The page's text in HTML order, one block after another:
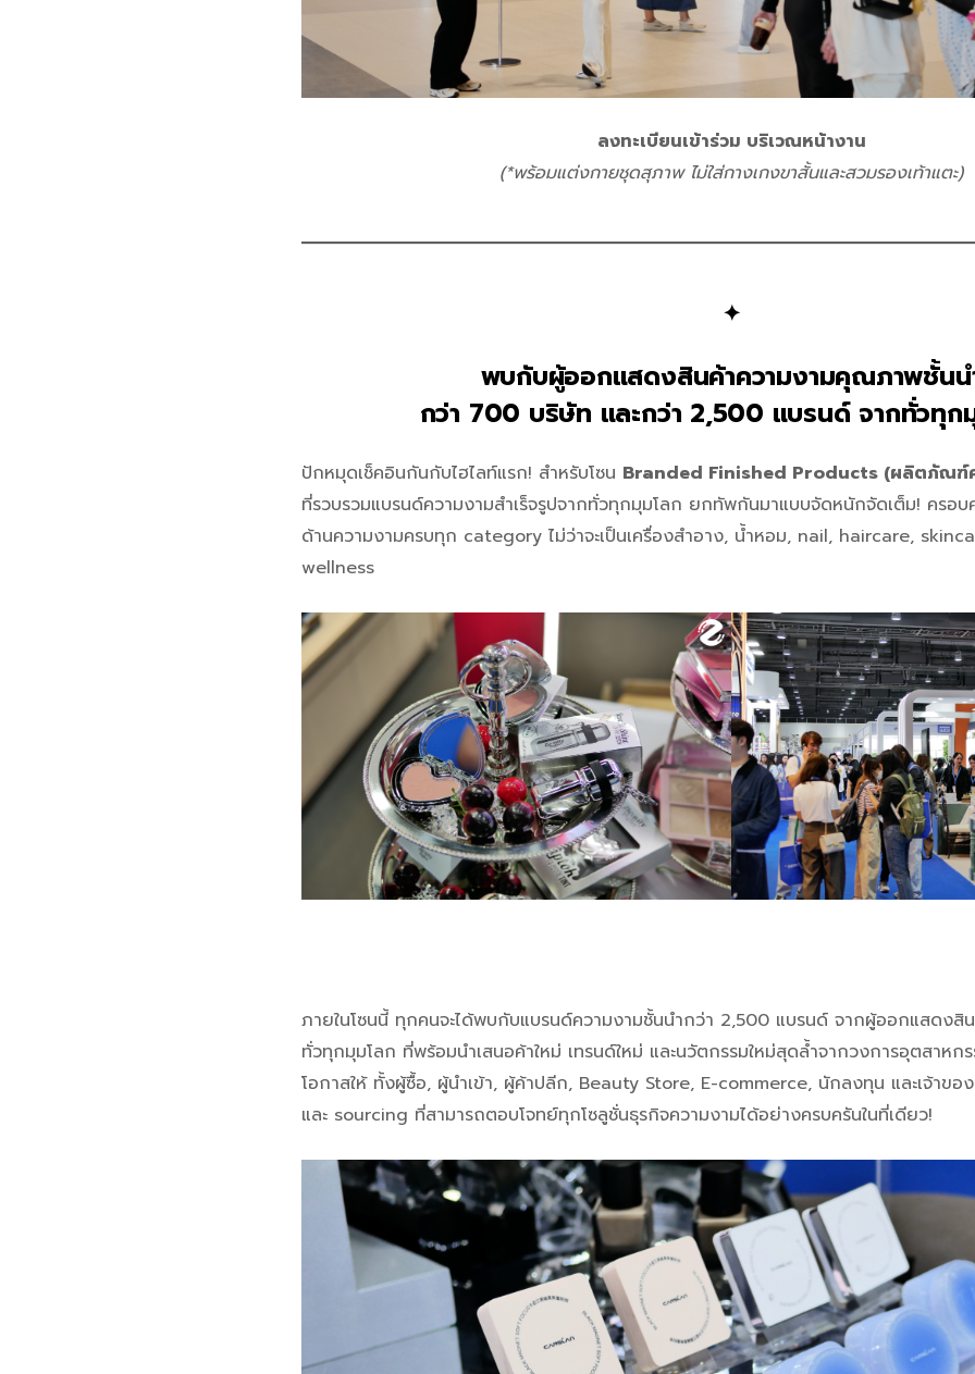
ลงทะเบียนเข้าร่วม บริเวณหน้างาน
(*พร้อมแต่งกายชุดสุภาพ ไม่ใส่กางเกงขาสั้นและสวมรองเท้าแตะ)
✦
พบกับผู้ออกแสดงสินค้าความงามคุณภาพชั้นน
กว่า 700 บริษัท และกว่า 2,500 แบรนด์ จากทั่วทุก
ปักหมุดเช็คอินกันกับไฮไลท์แรก! สำหรับโซน Branded Finished Products (ผลิตภัณฑ์ค
ที่รวบรวมแบรนด์ความงามสำเร็จรูปจากทั่วทุกมุมโลก ยกทัพกันมาแบบจัดหนักจัดเต็ม! ครอบ
ด้านความงามครบทุก category ไม่ว่าจะเป็นเครื่องสำอาง, น้ำหอม, nail, haircare,
wellness
ภายในโซนนี้ ทุกคนจะได้พบกับแบรนด์ความงามชั้นนำกว่า 2,500 แบรนด์ จากผู้ออกแสดง
ทั่วทุกมุมโลก ที่พร้อมนำเสนอค้าใหม่ เทรนด์ใหม่ และนวัตกรรมใหม่สุดล้ำจากวงการอุตสาหก
โอกาสให้ ทั้งผู้ซื้อ, ผู้นำเข้า, ผู้ค้าปลีก, Beauty Store, E-commerce, นักลงทุน และเจ้าข
และ sourcing ที่สามารถตอบโจทย์ทุกโซลูชั่นธุรกิจความงามได้อย่างครบครันในที่เดียว!